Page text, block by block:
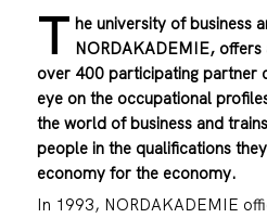
T he university of business
NORDAKADEMIE,
over 400 participating partner
eye on the occupational
the world of business and
people in the qualifications
economy for the economy.
In 1993, NORDAKADEMIE